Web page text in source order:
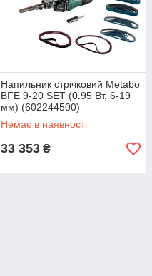
Напильник стрічковий Metabo
BFE 9-20 SET (0.95 Вт, 6-19
мм) (602244500)
Немає в наявності
33 353 ₴